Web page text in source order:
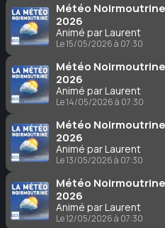
Météo Noirmoutrine
2026
Animé par Laurent
Le 15/05/2026 à 07:30
Météo Noirmoutrine
2026
Animé par Laurent
Le 14/05/2026 à 07:30
Météo Noirmoutrine
2026
Animé par Laurent
Le 13/05/2026 à 07:30
Météo Noirmoutrine
2026
Animé par Laurent
Le 12/05/2026 à 07:30